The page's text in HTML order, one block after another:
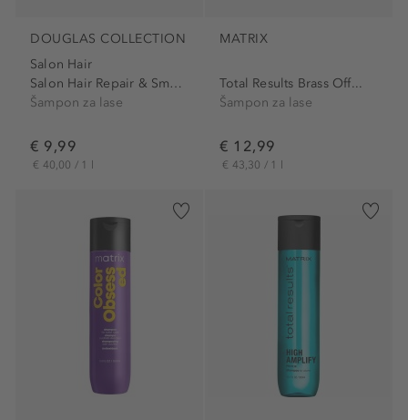
DOUGLAS COLLECTION
Salon Hair
Salon Hair Repair & Smooth...
Šampon za lase
€ 9,99
€ 40,00 / 1 l
MATRIX
Total Results Brass Off...
Šampon za lase
€ 12,99
€ 43,30 / 1 l